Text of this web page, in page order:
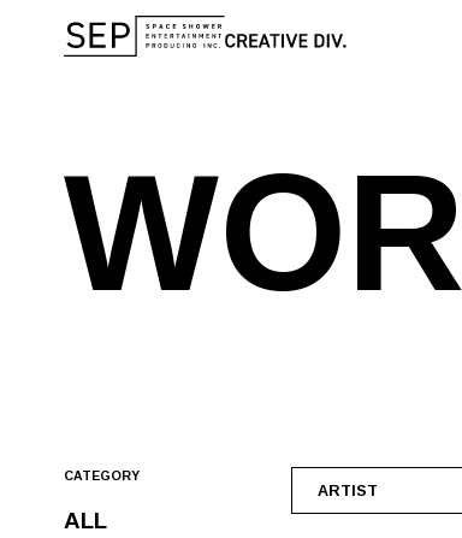
WOR
CATEGORY
ALL
ARTIST